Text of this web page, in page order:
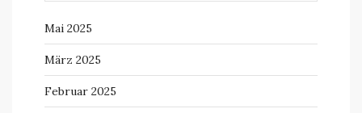
Mai 2025
März 2025
Februar 2025